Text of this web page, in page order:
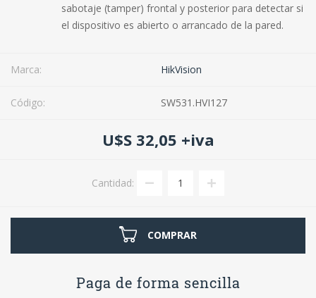
sabotaje (tamper) frontal y posterior para detectar si
el dispositivo es abierto o arrancado de la pared.
Marca: HikVision
Código: SW531.HVI127
U$S 32,05 +iva
Cantidad:
COMPRAR
Paga de forma sencilla